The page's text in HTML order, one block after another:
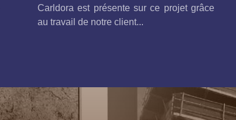
Carldora est présente sur ce projet grâce
au travail de notre client...